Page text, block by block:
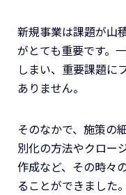
新規事業は課題が山
がとても重要です。
しまい、重要課題に
ありません。
そのなかで、施策の
別化の方法やクロー
作成など、その時々
ることができました。